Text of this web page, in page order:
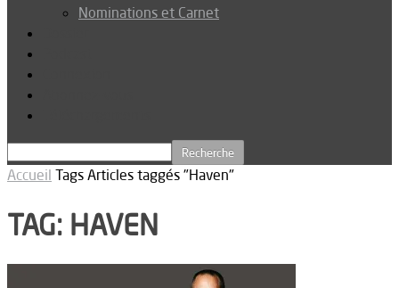
Nominations et Carnet
Accueil Tags Articles taggés "Haven"
TAG: HAVEN